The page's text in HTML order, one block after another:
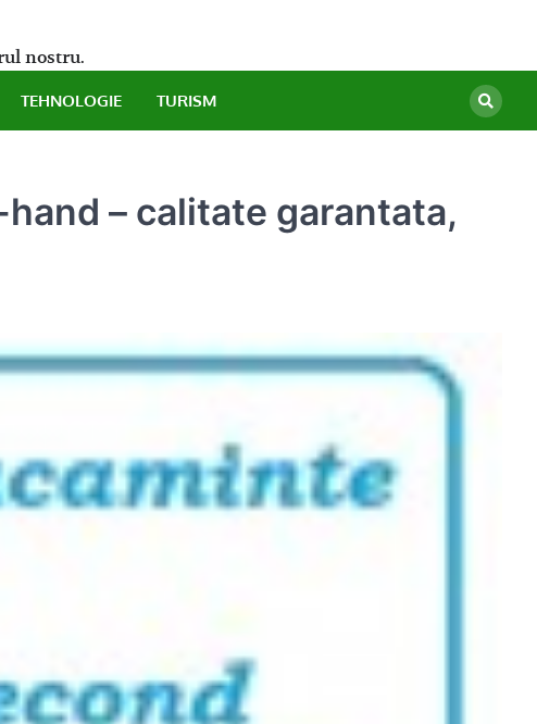
nostru.
TEHNOLOGIE TURISM
– calitate garantata,